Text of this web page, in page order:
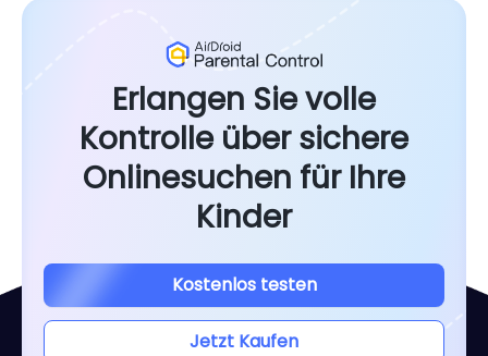
Erlangen Sie volle
Kontrolle über sichere
Onlinesuchen für Ihre
Kinder
Kostenlos testen
Jetzt Kaufen